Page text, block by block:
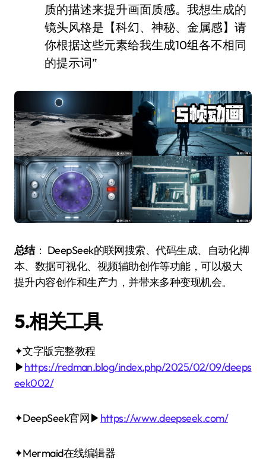
质的描述来提升画面质感。我想生成的
镜头风格是【科幻、神秘、金属感】请
你根据这些元素给我生成10组各不相同
的提示词”
总结： DeepSeek的联网搜索、代码生成、自动化脚
本、数据可视化、视频辅助创作等功能，可以极大
提升内容创作和生产力，并带来多种变现机会。
5.相关工具
✦文字版完整教程
▶https://redman.blog/index.php/2025/02/09/deeps
eek002/
✦DeepSeek官网▶https://www.deepseek.com/
✦Mermaid在线编辑器